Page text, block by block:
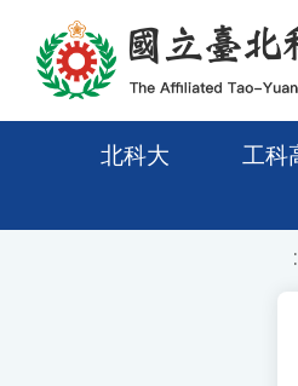
移至網頁之主要內容區位置
北科大 工科